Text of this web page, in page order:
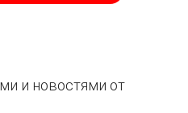
и новостями от